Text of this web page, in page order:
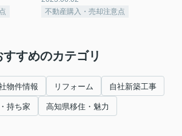
不動産購入・売却注意点
すすめのカテゴリ
物件情報 リフォーム 自社新築工事
持ち家 高知県移住・魅力